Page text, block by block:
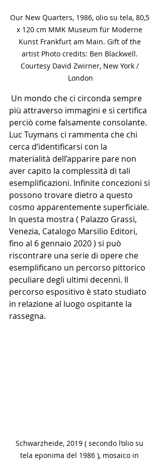
Our New Quarters, 1986, olio su tela, 80,5
x 120 cm MMK Museum für Moderne
Kunst Frankfurt am Main. Gift of the
artist Photo credits: Ben Blackwell.
Courtesy David Zwirner, New York /
London
più attraverso immagini e si certifica
perciò come falsamente consolante.
Luc Tuymans ci rammenta che chi
cerca d’identificarsi con la
materialità dell’apparire pare non
aver capito la complessità di tali
esemplificazioni. Infinite concezioni si
possono trovare dietro a questo
cosmo apparentemente superficiale.
In questa mostra ( Palazzo Grassi,
Venezia, Catalogo Marsilio Editori,
fino al 6 gennaio 2020 ) si può
riscontrare una serie di opere che
esemplificano un percorso pittorico
peculiare degli ultimi decenni. Il
percorso espositivo è stato studiato
in relazione al luogo ospitante la
rassegna.
Schwarzheide, 2019 ( secondo l’olio su
tela eponima del 1986 ), mosaico in